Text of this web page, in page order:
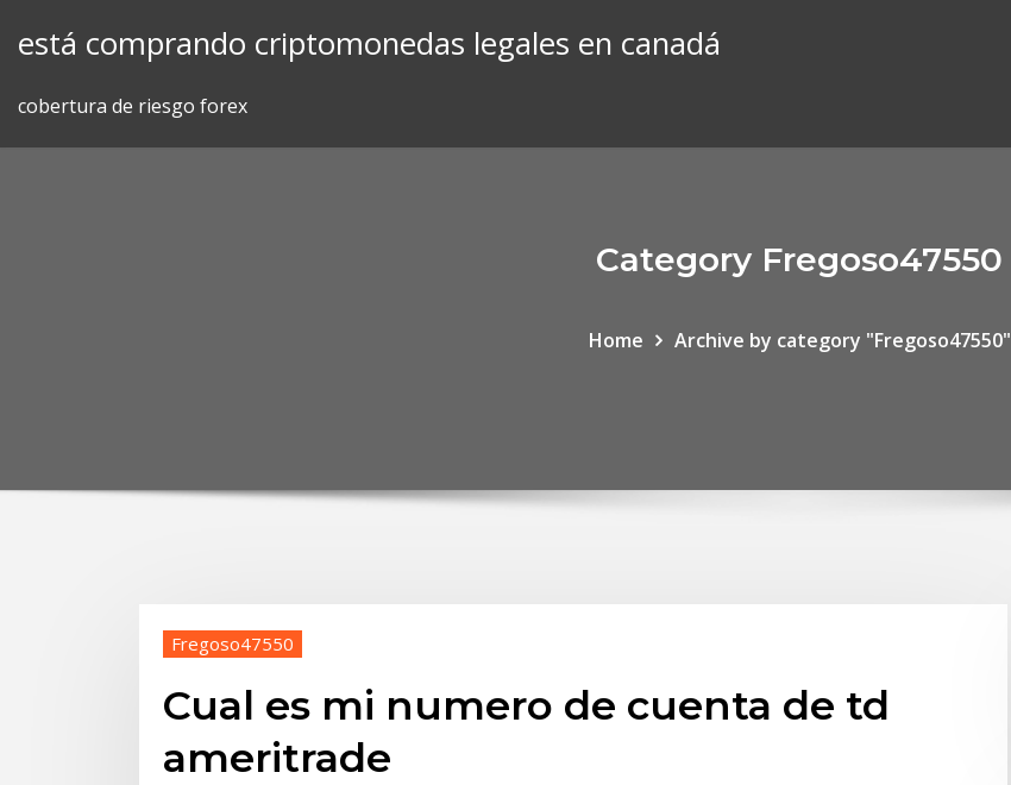
está comprando criptomonedas legales en canadá
cobertura de riesgo forex
Category Fregoso47550
Home Archive by category "Fregoso47550"
Fregoso47550
Cual es mi numero de cuenta de td
ameritrade